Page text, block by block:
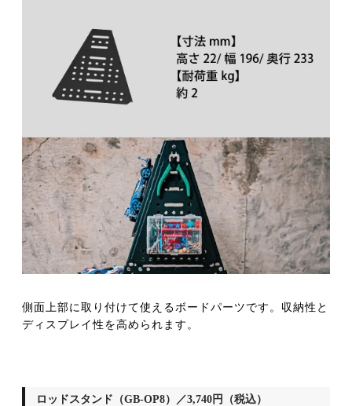
側面上部に取り付けて使えるボードパーツです。収納性と
ディスプレイ性を高められます。
ロッドスタンド（GB-OP8）／3,740円（税込）